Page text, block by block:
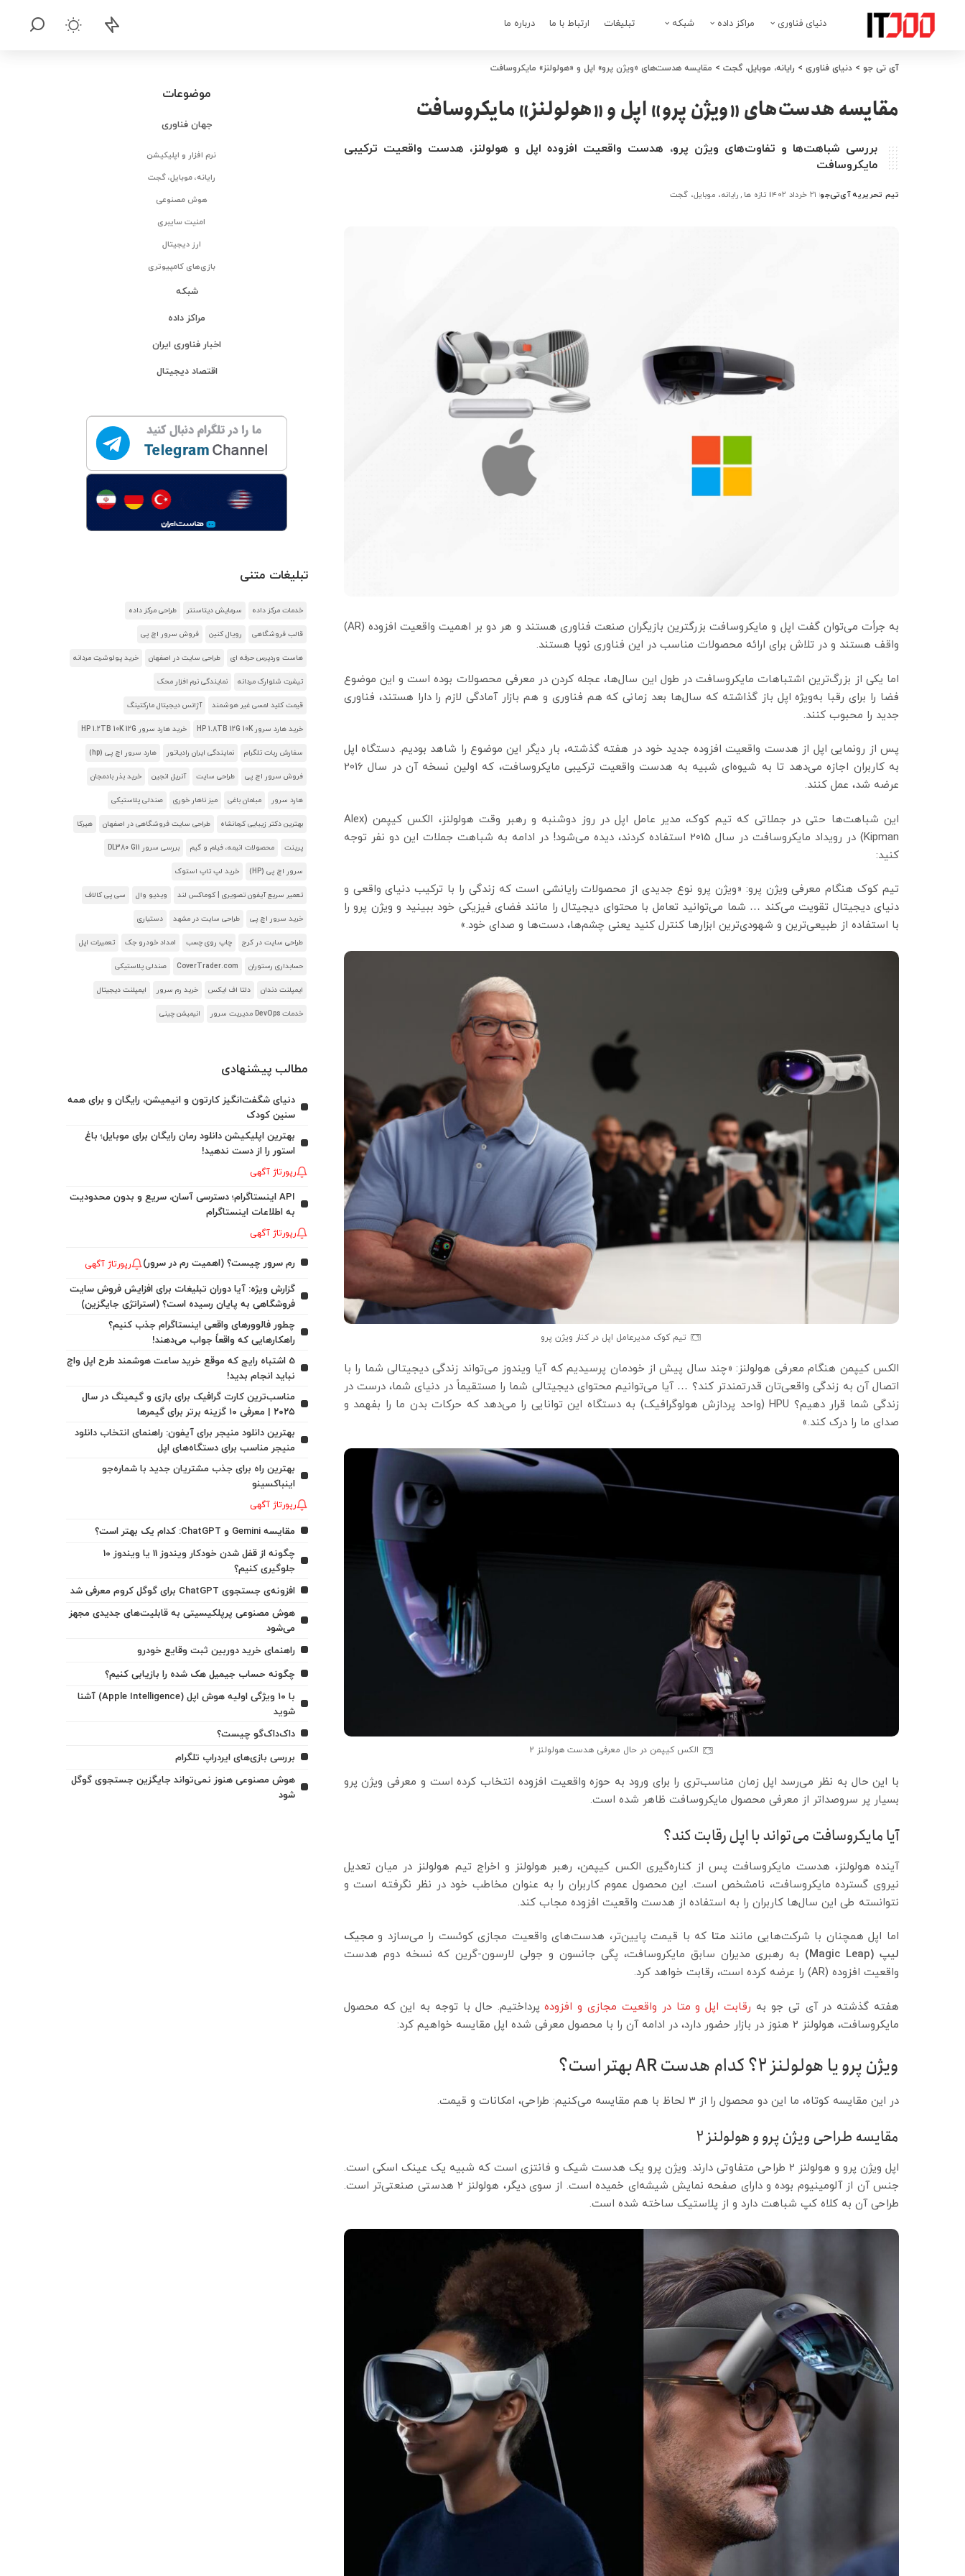
دنیای فناوری مراکز داده شبکه تبلیغات ارتباط با ما درباره ما
آی تی جو > دنیای فناوری > رایانه، موبایل، گجت > مقایسه هدست‌های «ویژن پرو» اپل و «هولولنز» مایکروسافت
مقایسه هدست‌های «ویژن پرو» اپل و «هولولنز» مایکروسافت
بررسی شباهت‌ها و تفاوت‌های ویژن پرو، هدست واقعیت افزوده اپل و هولولنز، هدست واقعیت ترکیبی
مایکروسافت
ارسال
تیم تحریریه آی‌تی‌جو ۲۱ خرداد ۱۴۰۲ تازه ها رایانه، موبایل، گجت
به جرأت می‌توان گفت اپل و مایکروسافت بزرگترین بازیگران صنعت فناوری هستند و هر دو بر اهمیت واقعیت افزوده (AR)
واقف هستند و در تلاش برای ارائه محصولات مناسب در این فناوری نوپا هستند.
اما یکی از بزرگ‌ترین اشتباهات مایکروسافت در طول این سال‌ها، عجله کردن در معرفی محصولات بوده است و این موضوع
فضا را برای رقبا به‌ویژه اپل باز گذاشته که سال‌ها بعد زمانی که هم فناوری و هم بازار آمادگی لازم را دارا هستند، فناوری
جدید را محبوب کنند.
پس از رونمایی اپل از هدست واقعیت افزوده جدید خود در هفته گذشته، بار دیگر این موضوع را شاهد بودیم. دستگاه اپل
به کاربران اجازه می‌دهد تا به شیوه‌ای شبیه به هدست واقعیت ترکیبی مایکروسافت، که اولین نسخه آن در سال 2016
عرضه شد، عمل کنند.
این شباهت‌ها حتی در جملاتی که تیم کوک، مدیر عامل اپل در روز دوشنبه و رهبر وقت هولولنز، الکس کیپمن (Alex
Kipman) در رویداد مایکروسافت در سال 2015 استفاده کردند، دیده می‌شود! در ادامه به شباهت جملات این دو نفر توجه
کنید:
تیم کوک هنگام معرفی ویژن پرو: «ویژن پرو نوع جدیدی از محصولات رایانشی است که زندگی را با ترکیب دنیای واقعی و
دنیای دیجیتال تقویت می‌کند … شما می‌توانید تعامل با محتوای دیجیتال را مانند فضای فیزیکی خود ببینید و ویژن پرو را
با استفاده از طبیعی‌ترین و شهودی‌ترین ابزارها کنترل کنید یعنی چشم‌ها، دست‌ها و صدای خود.»
تیم کوک مدیرعامل اپل در کنار ویژن پرو
الکس کیپمن هنگام معرفی هولولنز: «چند سال پیش از خودمان پرسیدیم که آیا ویندوز می‌تواند زندگی دیجیتالی شما را با
اتصال آن به زندگی واقعی‌تان قدرتمندتر کند؟ … آیا می‌توانیم محتوای دیجیتالی شما را مستقیماً در دنیای شما، درست در
زندگی شما قرار دهیم؟ HPU (واحد پردازش هولوگرافیک) به دستگاه این توانایی را می‌دهد که حرکات بدن ما را بفهمد و
صدای ما را درک کند.»
الکس کیپمن در حال معرفی هدست هولولنز 2
با این حال به نظر می‌رسد اپل زمان مناسب‌تری را برای ورود به حوزه واقعیت افزوده انتخاب کرده است و معرفی ویژن پرو
بسیار پر سروصداتر از معرفی محصول مایکروسافت ظاهر شده است.
آیا مایکروسافت می‌تواند با اپل رقابت کند؟
آینده هولولنز، هدست مایکروسافت پس از کناره‌گیری الکس کیپمن، رهبر هولولنز و اخراج تیم هولولنز در میان تعدیل
نیروی گسترده مایکروسافت، نامشخص است. این محصول عموم کاربران را به عنوان مخاطب خود در نظر نگرفته است و
نتوانسته طی این سال‌ها کاربران را به استفاده از هدست واقعیت افزوده مجاب کند.
اما اپل همچنان با شرکت‌هایی مانندمتا که با قیمت پایین‌تر، هدست‌های واقعیت مجازی کوئست را می‌سازد ومجیک
لیپ (Magic Leap
) به رهبری مدیران سابق مایکروسافت، پگی جانسون و جولی لارسون-گرین که نسخه دوم هدست
واقعیت افزوده (AR) را عرضه کرده است، رقابت خواهد کرد.
هفته گذشته در آی تی جو به رقابت اپل و متا در واقعیت مجازی و افزودهپرداختیم. حال با توجه به این که محصول
مایکروسافت، هولولنز 2 هنوز در بازار حضور دارد، در ادامه آن را با محصول معرفی شده اپل مقایسه خواهیم کرد:
ویژن پرو یا هولولنز 2؟ کدام هدست AR بهتر است؟
در این مقایسه کوتاه، ما این دو محصول را از 3 لحاظ با هم مقایسه می‌کنیم: طراحی، امکانات و قیمت.
مقایسه طراحی ویژن پرو و هولولنز 2
اپل ویژن پرو و هولولنز 2 طراحی متفاوتی دارند. ویژن پرو یک هدست شیک و فانتزی است که شبیه یک عینک اسکی است.
جنس آن از آلومینیوم بوده و دارای صفحه نمایش شیشه‌ای خمیده است. از سوی دیگر، هولولنز 2 هدستی صنعتی‌تر است.
طراحی آن به کلاه کپ شباهت دارد و از پلاستیک ساخته شده است.
موضوعات
جهان فناوری
نرم افزار و اپلیکیشن
رایانه، موبایل، گجت
هوش مصنوعی
امنیت سایبری
ارز دیجیتال
بازی‌های کامپیوتری
شبکه
مراکز داده
اخبار فناوری ایران
اقتصاد دیجیتال
تبلیغات متنی
خدمات مرکز داده سرمایش دیتاسنتر طراحی مرکز داده
قالب فروشگاهی رویال کنین فروش سرور اچ پی
هاست وردپرس حرفه ای طراحی سایت در اصفهان خرید پولوشرت مردانه
تیشرت شلوارک مردانه نمایندگی نرم افزار محک
قیمت کلید لمسی غیر هوشمند آژانس دیجیتال مارکتینگ
خرید هارد سرور HP 1.8TB 12G 10K خرید هارد سرور HP 1.2TB 10K 12G
سفارش ربات تلگرام نمایندگی ایران رادیاتور هارد سرور اچ پی (hp)
فروش سرور اچ پی طراحی سایت آنریل انجین خرید بذر بادمجان
هارد سرور مبلمان باغی میز ناهار خوری صندلی پلاستیکی
بهترین دکتر زیبایی کرمانشاه طراحی سایت فروشگاهی در اصفهان هیرکا
پرینت محصولات انیمه، فیلم و گیم بررسی سرور DL380 G11
سرور اچ پی (HP) خرید لپ تاپ استوک
تعمیر سریع آیفون تصویری | کوماکس لند ویدیو وال سی پی کالاف
خرید سرور اچ پی طراحی سایت در مشهد دستیاری
طراحی سایت در کرج چاپ روی چسب امداد خودرو جک تعمیرات اپل
حسابداری رستوران CoverTrader.com صندلی پلاستیکی
ایمپلنت دندان دلتا اف ایکس خرید رم سرور ایمپلنت دیجیتال
خدمات DevOps مدیریت سرور انیمیشن چینی
مطالب پیشنهادی
دنیای شگفت‌انگیز کارتون و انیمیشن، رایگان و برای همه
سنین کودک
بهترین اپلیکیشن دانلود رمان رایگان برای موبایل؛ باغ
استور را از دست ندهید!
رپورتاژ آگهی
API اینستاگرام؛ دسترسی آسان، سریع و بدون محدودیت
به اطلاعات اینستاگرام
رپورتاژ آگهی
رم سرور چیست؟ (اهمیت رم در سرور) رپورتاژ آگهی
گزارش ویژه: آیا دوران تبلیغات برای افزایش فروش سایت
فروشگاهی به پایان رسیده است؟ (استراتژی جایگزین)
چطور فالوورهای واقعی اینستاگرام جذب کنیم؟
راهکارهایی که واقعاً جواب می‌دهند!
5 اشتباه رایج که موقع خرید ساعت هوشمند طرح اپل واچ
نباید انجام بدید!
مناسب‌ترین کارت گرافیک برای بازی و گیمینگ در سال
۲۰۲۵ | معرفی ۱۰ گزینه برتر برای گیمرها
بهترین دانلود منیجر برای آیفون: راهنمای انتخاب دانلود
منیجر مناسب برای دستگاه‌های اپل
بهترین راه برای جذب مشتریان جدید با شماره‌جو
اینباکسینو
رپورتاژ آگهی
مقایسه Gemini و ChatGPT: کدام یک بهتر است؟
چگونه از قفل شدن خودکار ویندوز 11 یا ویندوز 10
جلوگیری کنیم؟
افزونه‌ی جستجوی ChatGPT برای گوگل کروم معرفی شد
هوش مصنوعی پرپلکیسیتی به قابلیت‌های جدیدی مجهز
می‌شود
راهنمای خرید دوربین ثبت وقایع خودرو
چگونه حساب جیمیل هک شده را بازیابی کنیم؟
با ۱۰ ویژگی اولیه هوش اپل (Apple Intelligence) آشنا
شوید
داک‌داک‌گو چیست؟
بررسی بازی‌های ایردراپ تلگرام
هوش مصنوعی هنوز نمی‌تواند جایگزین جستجوی گوگل
شود